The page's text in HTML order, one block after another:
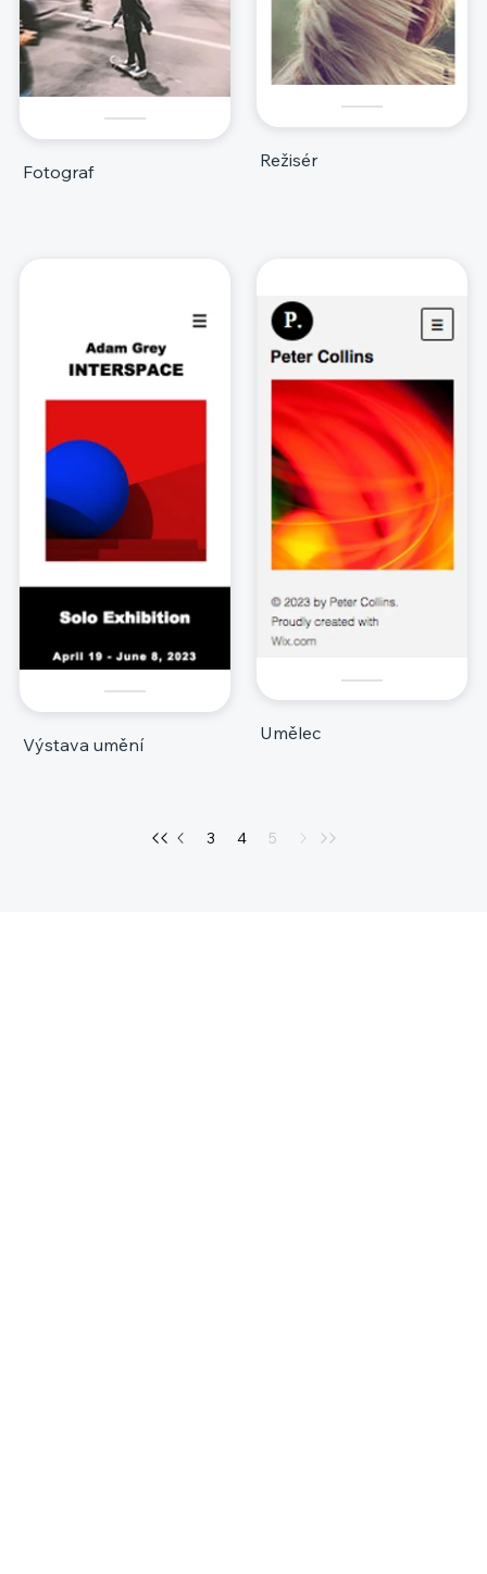
Fotograf
Režisér
Výstava umění
Umělec
3 4 5